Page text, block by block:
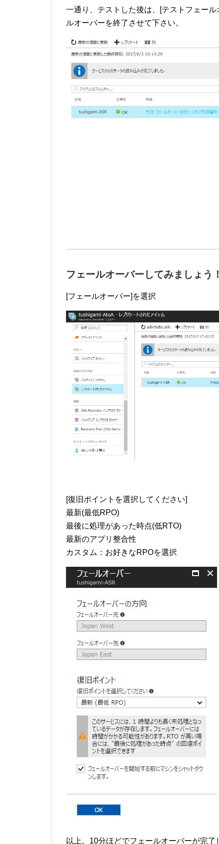
一通り、テストした後は、[テストフェー
ルオーバーを終了させて下さい。
フェールオーバーしてみましょう
[フェールオーバー]を選択
[復旧ポイントを選択してください]
最新(最低RPO)
最後に処理があった時点(低RTO)
最新のアプリ整合性
カスタム：お好きなRPOを選択
以上。10分ほどでフェールオーバーが完了